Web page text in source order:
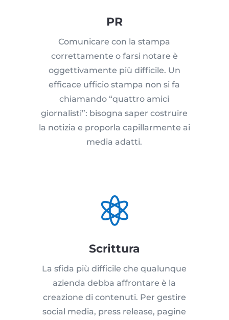
PR
Comunicare con la stampa
correttamente o farsi notare è
oggettivamente più difficile. Un
efficace ufficio stampa non si fa
chiamando “quattro amici
giornalisti”: bisogna saper costruire
la notizia e proporla capillarmente ai
media adatti.

Scrittura
La sfida più difficile che qualunque
azienda debba affrontare è la
creazione di contenuti. Per gestire
social media, press release, pagine